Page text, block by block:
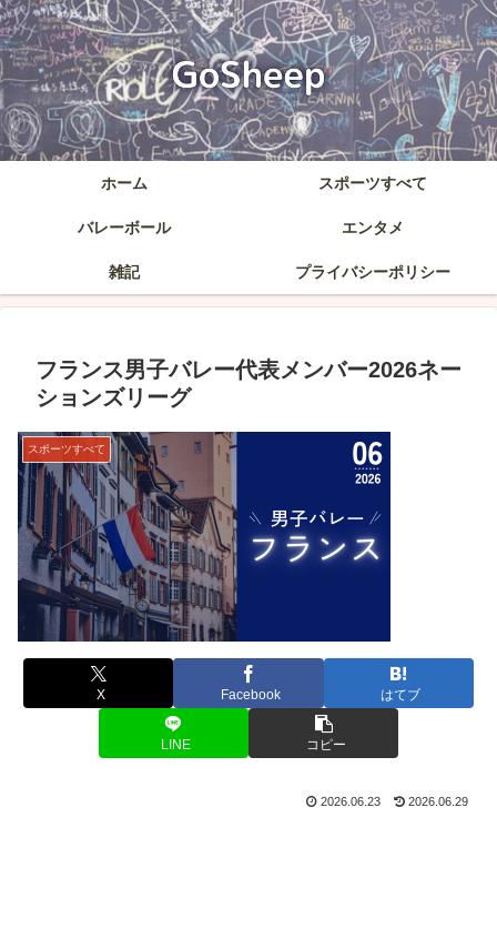
ホーム スポーツすべて
バレーボール エンタメ
雑記 プライバシーポリシー
フランス男子バレー代表メンバー2026ネー
ションズリーグ
スポーツすべて
X Facebook はてブ
LINE コピー
2026.06.23 2026.06.29